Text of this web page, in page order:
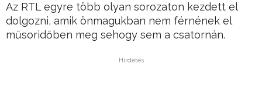
Az RTL egyre több olyan sorozaton kezdett el
dolgozni, amik önmagukban nem férnének el
műsoridőben meg sehogy sem a csatornán.
Hirdetés